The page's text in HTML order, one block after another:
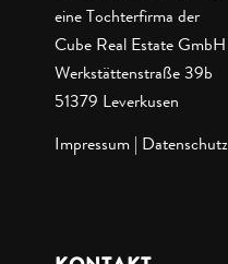
eine Tochterfirma der
Cube Real Estate GmbH
Werkstättenstraße 39b
51379 Leverkusen
Impressum Datenschutz